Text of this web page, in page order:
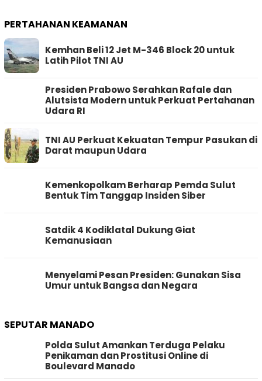
PERTAHANAN KEAMANAN
Kemhan Beli 12 Jet M-346 Block 20 untuk
Latih Pilot TNI AU
Presiden Prabowo Serahkan Rafale dan
Alutsista Modern untuk Perkuat Pertahanan
Udara RI
TNI AU Perkuat Kekuatan Tempur Pasukan di
Darat maupun Udara
Kemenkopolkam Berharap Pemda Sulut
Bentuk Tim Tanggap Insiden Siber
Satdik 4 Kodiklatal Dukung Giat
Kemanusiaan
Menyelami Pesan Presiden: Gunakan Sisa
Umur untuk Bangsa dan Negara
SEPUTAR MANADO
Polda Sulut Amankan Terduga Pelaku
Penikaman dan Prostitusi Online di
Boulevard Manado